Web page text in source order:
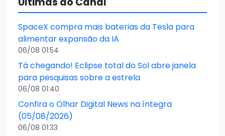
SpaceX compra mais baterias da Tesla para
alimentar expansão da IA
06/08 01:54
Tá chegando! Eclipse total do Sol abre janela
para pesquisas sobre a estrela
06/08 01:40
Confira o Olhar Digital News na íntegra
(05/08/2026)
06/08 01:33